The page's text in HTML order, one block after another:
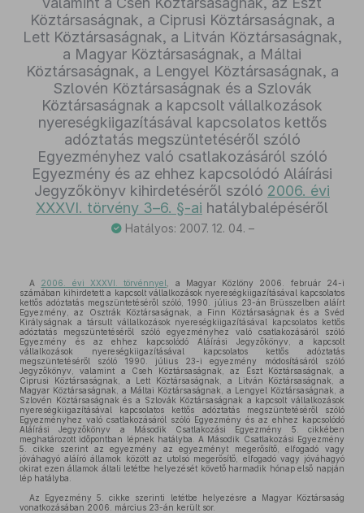
Köztársaságnak, a Ciprusi Köztársaságnak, a
Lett Köztársaságnak, a Litván Köztársaságnak,
a Magyar Köztársaságnak, a Máltai
Köztársaságnak, a Lengyel Köztársaságnak, a
Szlovén Köztársaságnak és a Szlovák
Köztársaságnak a kapcsolt vállalkozások
nyereségkiigazításával kapcsolatos kettős
adóztatás megszüntetéséről szóló
Egyezményhez való csatlakozásáról szóló
Egyezmény és az ehhez kapcsolódó Aláírási
Jegyzőkönyv kihirdetéséről szóló 2006. évi
XXXVI. törvény 3–6. §-ai hatálybalépéséről
Hatályos: 2007. 12. 04. –
A 2006. évi XXXVI. törvénnyel
, a Magyar Közlöny 2006. február 24-i
számában kihirdetett a kapcsolt vállalkozások nyereségkiigazításával kapcsolatos
kettős adóztatás megszüntetéséről szóló, 1990. július 23-án Brüsszelben aláírt
Egyezmény, az Osztrák Köztársaságnak, a Finn Köztársaságnak és a Svéd
Királyságnak a társult vállalkozások nyereségkiigazításával kapcsolatos kettős
adóztatás megszüntetéséről szóló egyezményhez való csatlakozásáról szóló
Egyezmény és az ehhez kapcsolódó Aláírási Jegyzőkönyv, a kapcsolt
vállalkozások nyereségkiigazításával kapcsolatos kettős adóztatás
megszüntetéséről szóló 1990. július 23-i egyezmény módosításáról szóló
Jegyzőkönyv, valamint a Cseh Köztársaságnak, az Észt Köztársaságnak, a
Ciprusi Köztársaságnak, a Lett Köztársaságnak, a Litván Köztársaságnak, a
Magyar Köztársaságnak, a Máltai Köztársaságnak, a Lengyel Köztársaságnak, a
Szlovén Köztársaságnak és a Szlovák Köztársaságnak a kapcsolt vállalkozások
nyereségkiigazításával kapcsolatos kettős adóztatás megszüntetéséről szóló
Egyezményhez való csatlakozásáról szóló Egyezmény és az ehhez kapcsolódó
Aláírási Jegyzőkönyv a Második Csatlakozási Egyezmény 5. cikkében
meghatározott időpontban lépnek hatályba. A Második Csatlakozási Egyezmény
5. cikke szerint az egyezmény az egyezményt megerősítő, elfogadó vagy
jóváhagyó aláíró államok között az utolsó megerősítő, elfogadó vagy jóváhagyó
okirat ezen államok általi letétbe helyezését követő harmadik hónap első napján
lép hatályba.
Az Egyezmény 5. cikke szerinti letétbe helyezésre a Magyar Köztársaság
vonatkozásában 2006. március 23-án került sor.